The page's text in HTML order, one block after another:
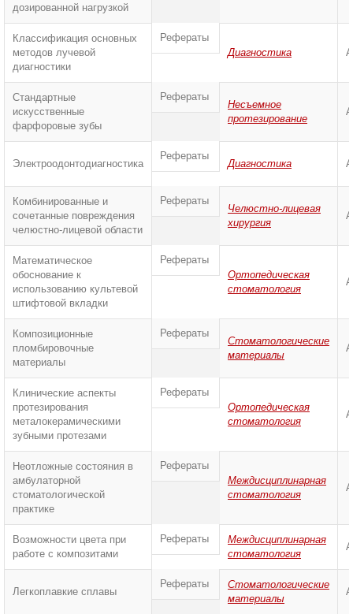
дозированной нагрузкой
Классификация основных
методов лучевой
диагностики
Рефераты
Диагностика
Стандартные
искусственные
фарфоровые зубы
Рефераты
Несъемное
протезирование
Электроодонтодиагностика
Рефераты
Диагностика
Комбинированные и
сочетанные повреждения
челюстно-лицевой области
Рефераты
Челюстно-лицевая
хирургия
Математическое
обоснование к
использованию культевой
штифтовой вкладки
Рефераты
Ортопедическая
стоматология
Композиционные
пломбировочные
материалы
Рефераты
Стоматологические
материалы
Клинические аспекты
протезирования
металокерамическими
зубными протезами
Рефераты
Ортопедическая
стоматология
Неотложные состояния в
амбулаторной
стоматологической
практике
Рефераты
Междисциплинарная
стоматология
Возможности цвета при
работе с композитами
Рефераты
Междисциплинарная
стоматология
Легкоплавкие сплавы
Рефераты
Стоматологические
материалы